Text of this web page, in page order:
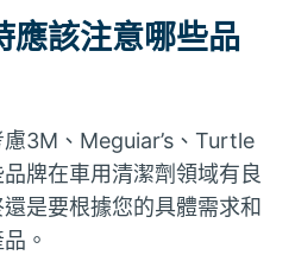
應該注意哪些品
3M、Meguiar’s、Turtle
牌在車用清潔劑領域有良
是要根據您的具體需求和
。